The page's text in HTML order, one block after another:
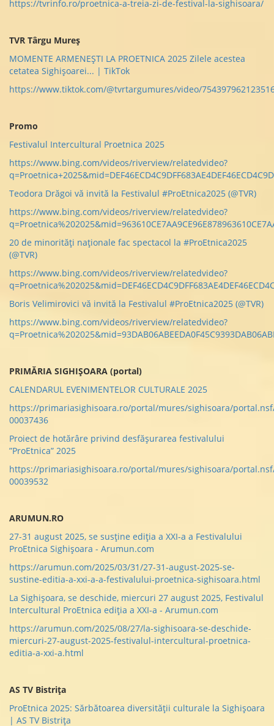
https://tvrinfo.ro/proetnica-a-treia-zi-de-festival-la-sighisoara/
TVR Târgu Mureș
MOMENTE ARMENEȘTI LA PROETNICA 2025 Zilele acestea
cetatea Sighișoarei... | TikTok
https://www.tiktok.com/@tvrtargumures/video/
Promo
Festivalul Intercultural Proetnica 2025
https://www.bing.com/videos/riverview/relatedvideo?
Teodora Drăgoi vă invită la Festivalul #ProEtnica2025 (@TVR)
https://www.bing.com/videos/riverview/relatedvideo?
20 de minorităţi naţionale fac spectacol la #ProEtnica2025
(@TVR)
https://www.bing.com/videos/riverview/relatedvideo?
Boris Velimirovici vă invită la Festivalul #ProEtnica2025 (@TVR)
https://www.bing.com/videos/riverview/relatedvideo?
PRIMĂRIA SIGHIȘOARA (portal)
CALENDARUL EVENIMENTELOR CULTURALE 2025
https://primariasighisoara.ro/portal/mures/sighisoara/
00037436
Proiect de hotărâre privind desfășurarea festivalului
”ProEtnica” 2025
https://primariasighisoara.ro/portal/mures/sighisoara/
00039532
ARUMUN.RO
27-31 august 2025, se susține ediția a XXI-a a Festivalului
ProEtnica Sighișoara - Arumun.com
https://arumun.com/2025/03/31/27-31-august-2025-se-
sustine-editia-a-xxi-a-a-festivalului-proetnica-sighisoara.html
La Sighișoara, se deschide, miercuri 27 august 2025, Festivalul
Intercultural ProEtnica ediția a XXI-a - Arumun.com
https://arumun.com/2025/08/27/la-sighisoara-se-deschide-
miercuri-27-august-2025-festivalul-intercultural-proetnica-
editia-a-xxi-a.html
AS TV Bistrița
ProEtnica 2025: Sărbătoarea diversității culturale la Sighișoara
| AS TV Bistrița